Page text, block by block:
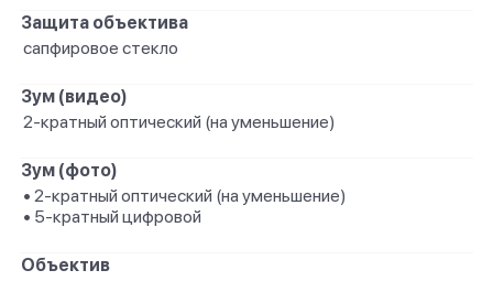
Защита объектива
сапфировое стекло
Зум (видео)
2-кратный оптический (на уменьшение)
Зум (фото)
• 2-кратный оптический (на уменьшение)
• 5-кратный цифровой
Объектив